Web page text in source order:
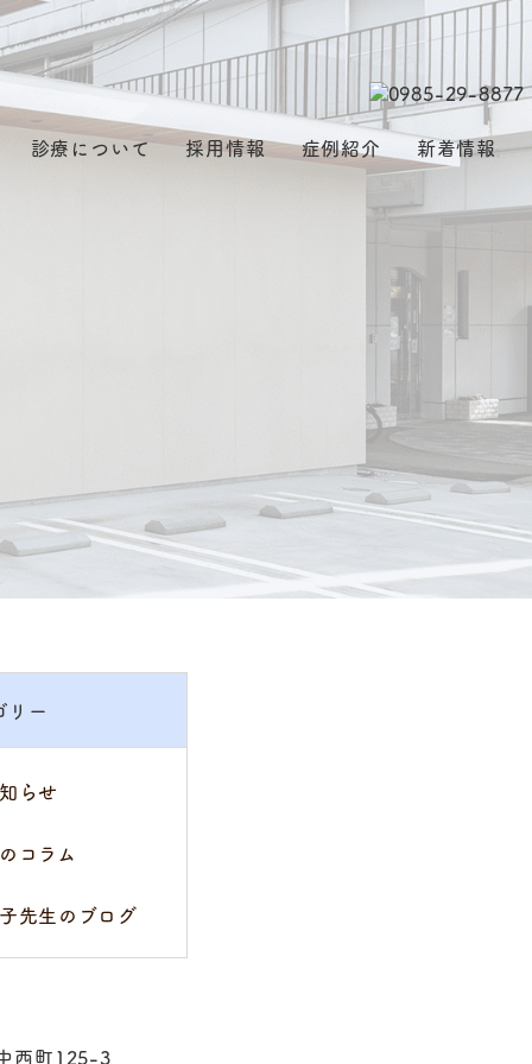
診療について 採用情報 症例紹介 新着情報
リー
らせ
コラム
先生のブログ
西町125-3